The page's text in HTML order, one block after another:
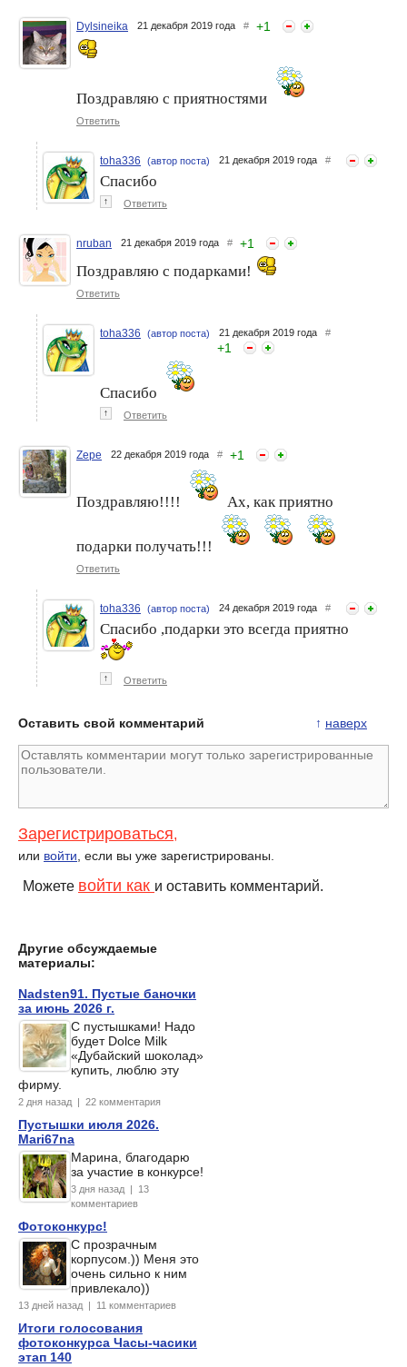
Dylsineika 21 декабря 2019 года # +1
Поздравляю с приятностями
Ответить
toha336 (автор поста) 21 декабря 2019 года #
Спасибо
↑ Ответить
nruban 21 декабря 2019 года # +1
Поздравляю с подарками!
Ответить
toha336 (автор поста) 21 декабря 2019 года #
+1
Спасибо
↑ Ответить
Zepe 22 декабря 2019 года # +1
Поздравляю!!!! Ах, как приятно
подарки получать!!!
Ответить
toha336 (автор поста) 24 декабря 2019 года #
Спасибо ,подарки это всегда приятно
↑ Ответить
↑ наверх
Оставить свой комментарий
Зарегистрироваться,
или войти, если вы уже зарегистрированы.
Можете войти как и оставить комментарий.
Другие обсуждаемые
материалы:
Nadsten91. Пустые баночки
за июнь 2026 г.
С пустышками! Надо
будет Dolce Milk
«Дубайский шоколад»
купить, люблю эту
фирму.
2 дня назад | 22 комментария
Пустышки июля 2026.
Mari67na
Марина, благодарю
за участие в конкурсе!
3 дня назад | 13
комментариев
Фотоконкурс!
С прозрачным
корпусом.)) Меня это
очень сильно к ним
привлекало))
13 дней назад | 11 комментариев
Итоги голосования
фотоконкурса Часы-часики
этап 140